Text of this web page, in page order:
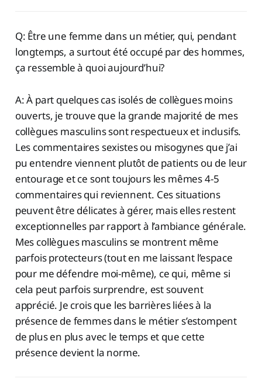
Q: Être une femme dans un métier, qui, pendant
longtemps, a surtout été occupé par des hommes,
ça ressemble à quoi aujourd’hui?
A: À part quelques cas isolés de collègues moins
ouverts, je trouve que la grande majorité de mes
collègues masculins sont respectueux et inclusifs.
Les commentaires sexistes ou misogynes que j’ai
pu entendre viennent plutôt de patients ou de leur
entourage et ce sont toujours les mêmes 4-5
commentaires qui reviennent. Ces situations
peuvent être délicates à gérer, mais elles restent
exceptionnelles par rapport à l’ambiance générale.
Mes collègues masculins se montrent même
parfois protecteurs (tout en me laissant l’espace
pour me défendre moi-même), ce qui, même si
cela peut parfois surprendre, est souvent
apprécié. Je crois que les barrières liées à la
présence de femmes dans le métier s’estompent
de plus en plus avec le temps et que cette
présence devient la norme.